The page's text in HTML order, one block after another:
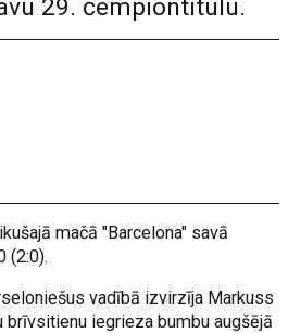
29. čempiontitulu.
mačā "Barcelona" savā
(2:0).
vadībā izvirzīja Markuss
brīvsitienu iegrieza bumbu augšējā